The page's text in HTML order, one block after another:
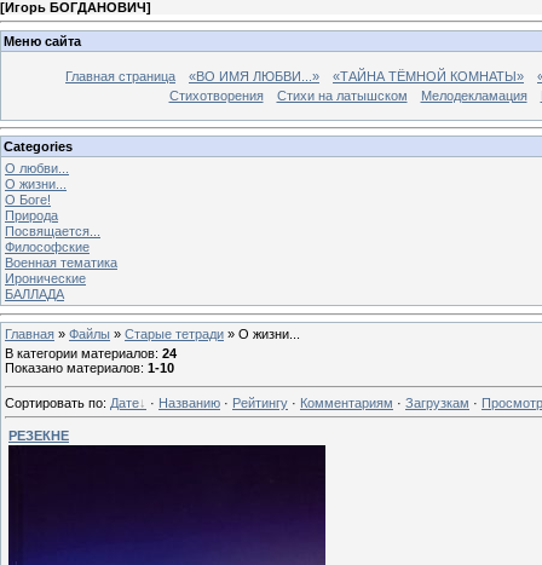
[Игорь БОГДАНОВИЧ]
Меню сайта
Главная страница «ВО ИМЯ ЛЮБВИ...» «ТАЙНА ТЁМНОЙ КОМНАТЫ»
Стихотворения
Стихи на латышском Мелодекламация
Categories
О любви...
О жизни...
О Боге!
Природа
Посвящается...
Философские
Военная тематика
Иронические
БАЛЛАДА
Главная » Файлы » Старые тетради » О жизни...
В категории материалов: 24
Показано материалов: 1-10
Сортировать по: Дате · Названию · Рейтингу · Комментариям · Загрузкам ·
РЕЗЕКНЕ